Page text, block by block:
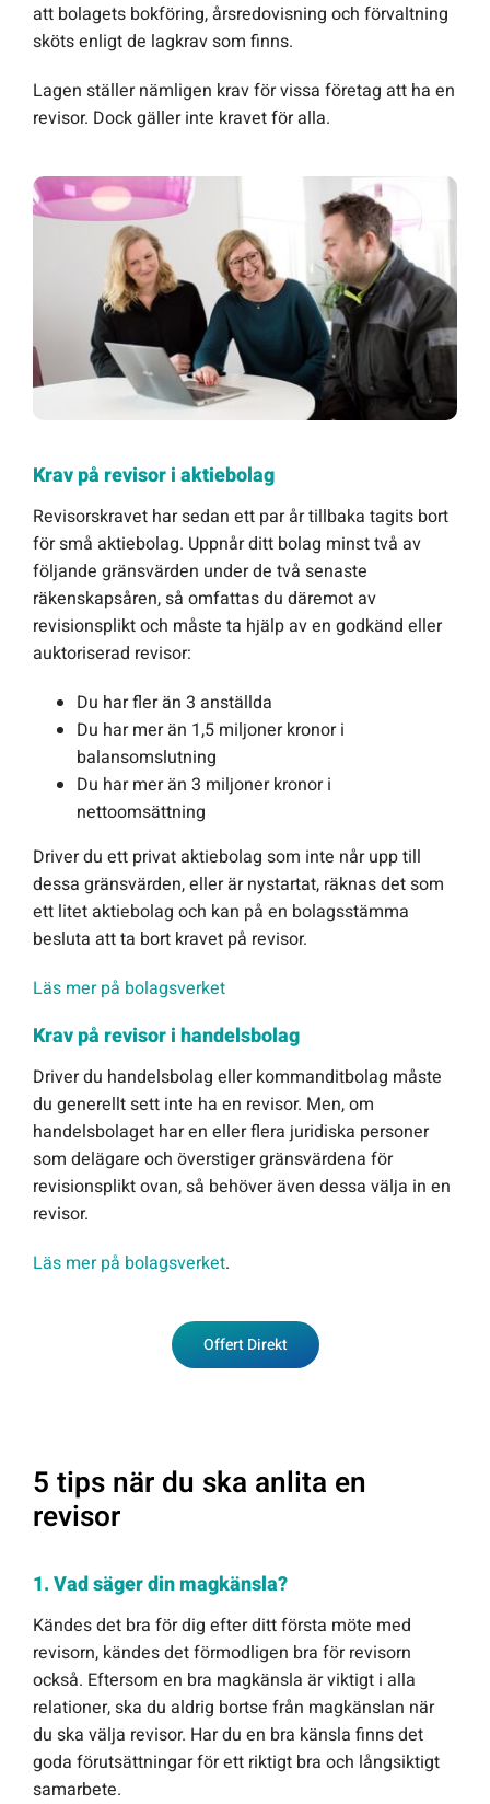
att bolagets bokföring, årsredovisning och förvaltning
sköts enligt de lagkrav som finns.
Lagen ställer nämligen krav för vissa företag att ha en
revisor. Dock gäller inte kravet för alla.
Krav på revisor i aktiebolag
Revisorskravet har sedan ett par år tillbaka tagits bort
för små aktiebolag. Uppnår ditt bolag minst två av
följande gränsvärden under de två senaste
räkenskapsåren, så omfattas du däremot av
revisionsplikt och måste ta hjälp av en godkänd eller
auktoriserad revisor:
Du har fler än 3 anställda
Du har mer än 1,5 miljoner kronor i
balansomslutning
Du har mer än 3 miljoner kronor i
nettoomsättning
Driver du ett privat aktiebolag som inte når upp till
dessa gränsvärden, eller är nystartat, räknas det som
ett litet aktiebolag och kan på en bolagsstämma
besluta att ta bort kravet på revisor.
Läs mer på bolagsverket
Krav på revisor i handelsbolag
Driver du handelsbolag eller kommanditbolag måste
du generellt sett inte ha en revisor. Men, om
handelsbolaget har en eller flera juridiska personer
som delägare och överstiger gränsvärdena för
revisionsplikt ovan, så behöver även dessa välja in en
revisor.
Läs mer på bolagsverket.
Offert Direkt
5 tips när du ska anlita en
revisor
1. Vad säger din magkänsla?
Kändes det bra för dig efter ditt första möte med
revisorn, kändes det förmodligen bra för revisorn
också. Eftersom en bra magkänsla är viktigt i alla
relationer, ska du aldrig bortse från magkänslan när
du ska välja revisor. Har du en bra känsla finns det
goda förutsättningar för ett riktigt bra och långsiktigt
samarbete.